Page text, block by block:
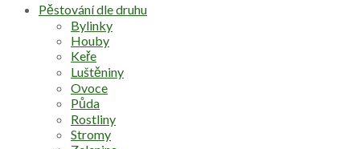
Pěstování dle druhu
Bylinky
Houby
Keře
Luštěniny
Ovoce
Půda
Rostliny
Stromy